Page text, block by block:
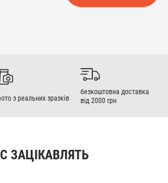
з реальних зразків
безкоштовна доставка
від 2000 грн
ЗАЦІКАВЛЯТЬ